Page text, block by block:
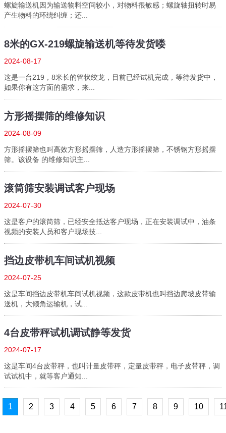
螺旋输送机因为输送物料空间较小，对物料很敏感；螺旋轴扭转时易
产生物料的环绕纠缠；还...
8米的GX-219螺旋输送机等待发货喽
2024-08-17
这是一台219，8米长的管状绞龙，目前已经试机完成，等待发货中，
如果你有这方面的需求，来...
方形摇摆筛的维修知识
2024-08-09
方形摇摆筛也叫高效方形摇摆筛，人造方形摇摆筛，不锈钢方形摇摆
筛。该设备 的维修知识主...
滚筒筛安装调试客户现场
2024-07-30
这是客户的滚筒筛，已经安全抵达客户现场，正在安装调试中，油条
视频的安装人员和客户现场技...
挡边皮带机车间试机视频
2024-07-25
这是车间挡边皮带机车间试机视频，这款皮带机也叫挡边爬坡皮带输
送机，大倾角运输机，试...
4台皮带秤试机调试静等发货
2024-07-17
这是车间4台皮带秤，也叫计量皮带秤，定量皮带秤，电子皮带秤，调
试试机中，就等客户通知...
1 2 3 4 5 6 7 8 9 10